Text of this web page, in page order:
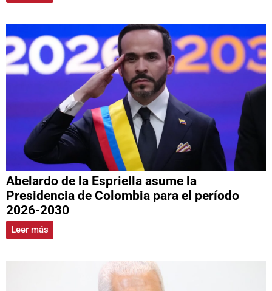
Abelardo de la Espriella asume la
Presidencia de Colombia para el período
2026-2030
Leer más